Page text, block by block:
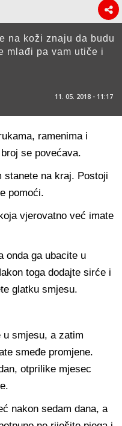
na koži znaju da budu
mlađi pa vam utiče i
11. 05. 2018 - 11:17
ramenima i
se povećava.
stanete na kraj. Postoji
pomoći.
vjerovatno već imate
onda ga ubacite u
toga dodajte sirće i
glatku smjesu.
u smjesu, a zatim
smeđe promjene.
otprilike mjesec
nakon sedam dana, a